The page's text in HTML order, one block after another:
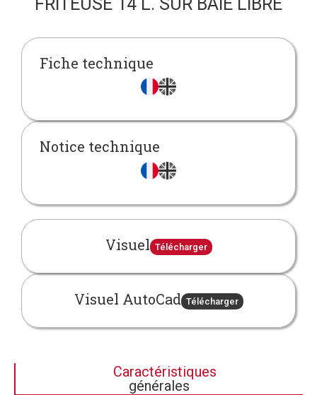
Fiche technique
Notice technique
Visuel Télécharger
Visuel AutoCad Télécharger
Caractéristiques
générales